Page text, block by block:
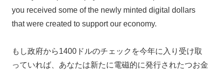
you received some of the newly minted digital dollars
that were created to support our economy.
もし政府から1400ドルのチェックを今年に入り受け取
っていれば、あなたは新たに電磁的に発行されたつお金